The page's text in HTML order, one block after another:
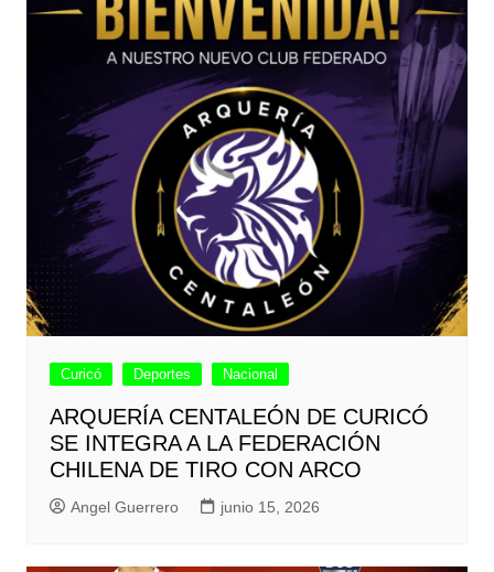
Curicó Deportes Nacional
ARQUERÍA CENTALEÓN DE CURICÓ
SE INTEGRA A LA FEDERACIÓN
CHILENA DE TIRO CON ARCO
Angel Guerrero junio 15, 2026